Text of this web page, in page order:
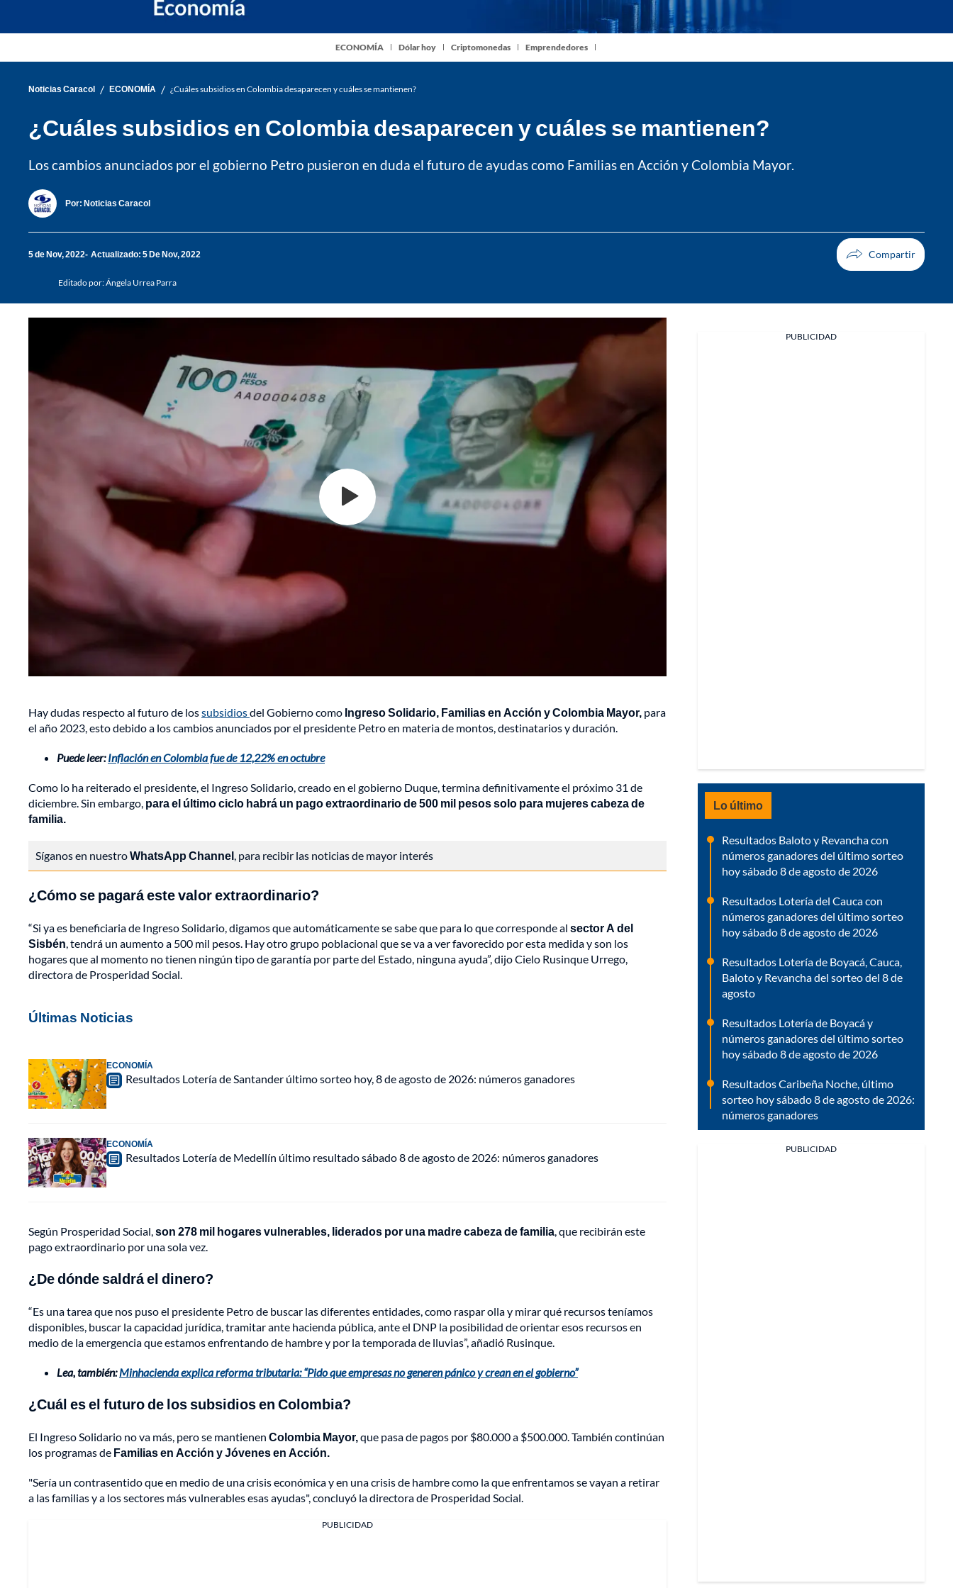
ECONOMÍA Dólar hoy Criptomonedas Emprendedores
Noticias Caracol / ECONOMÍA / ¿Cuáles subsidios en Colombia desaparecen y cuáles se mantienen?
¿Cuáles subsidios en Colombia desaparecen y cuáles se mantienen?
Los cambios anunciados por el gobierno Petro pusieron en duda el futuro de ayudas como Familias en Acción y Colombia Mayor.
Por: Noticias Caracol
5 de Nov, 2022 Actualizado: 5 De Nov, 2022
Editado por:Ángela Urrea Parra
Hay dudas respecto al futuro de lossubsidiosdel Gobierno como Ingreso Solidario, Familias en Acción y Colombia Mayor, para
el año 2023, esto debido a los cambios anunciados por el presidente Petro en materia de montos, destinatarios y duración.
Puede leer:Inflación en Colombia fue de 12,22% en octubre
Como lo ha reiterado el presidente, el Ingreso Solidario, creado en el gobierno Duque, termina definitivamente el próximo 31 de
diciembre. Sin embargo, para el último ciclo habrá un pago extraordinario de 500 mil pesos solo para mujeres cabeza de
familia.
Síganos en nuestroWhatsApp Channel, para recibir las noticias de mayor interés
¿Cómo se pagará este valor extraordinario?
“Si ya es beneficiaria de Ingreso Solidario, digamos que automáticamente se sabe que para lo que corresponde al sector A del
Sisbén, tendrá un aumento a 500 mil pesos. Hay otro grupo poblacional que se va a ver favorecido por esta medida y son los
hogares que al momento no tienen ningún tipo de garantía por parte del Estado, ninguna ayuda”, dijo Cielo Rusinque Urrego,
directora de Prosperidad Social.
Últimas Noticias
ECONOMÍA
Resultados Lotería de Santander último sorteo hoy, 8 de agosto de 2026: números ganadores
ECONOMÍA
Resultados Lotería de Medellín último resultado sábado 8 de agosto de 2026: números ganadores
Según Prosperidad Social,son 278 mil hogares vulnerables, liderados por una madre cabeza de familia, que recibirán este
pago extraordinario por una sola vez.
¿De dónde saldrá el dinero?
“Es una tarea que nos puso el presidente Petro de buscar las diferentes entidades, como raspar olla y mirar qué recursos teníamos
disponibles, buscar la capacidad jurídica, tramitar ante hacienda pública, ante el DNP la posibilidad de orientar esos recursos en
medio de la emergencia que estamos enfrentando de hambre y por la temporada de lluvias”, añadió Rusinque.
Lea, también:Minhacienda explica reforma tributaria: “Pido que empresas no generen pánico y crean en el gobierno”
¿Cuál es el futuro de los subsidios en Colombia?
El Ingreso Solidario no va más, pero se mantienen Colombia Mayor,que pasa de pagos por $80.000 a $500.000. También continúan
los programas de Familias en Acción y Jóvenes en Acción.
"Sería un contrasentido que en medio de una crisis económica y en una crisis de hambre como la que enfrentamos se vayan a retirar
a las familias y a los sectores más vulnerables esas ayudas", concluyó la directora de Prosperidad Social.
PUBLICIDAD
PUBLICIDAD
Lo último
Resultados Baloto y Revancha con
números ganadores del último sorteo
hoy sábado 8 de agosto de 2026
Resultados Lotería del Cauca con
números ganadores del último sorteo
hoy sábado 8 de agosto de 2026
Resultados Lotería de Boyacá, Cauca,
Baloto y Revancha del sorteo del 8 de
agosto
Resultados Lotería de Boyacá y
números ganadores del último sorteo
hoy sábado 8 de agosto de 2026
Resultados Caribeña Noche, último
sorteo hoy sábado 8 de agosto de 2026:
números ganadores
PUBLICIDAD